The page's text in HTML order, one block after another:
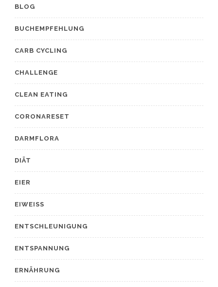
BLOG
BUCHEMPFEHLUNG
CARB CYCLING
CHALLENGE
CLEAN EATING
CORONARESET
DARMFLORA
DIÄT
EIER
EIWEISS
ENTSCHLEUNIGUNG
ENTSPANNUNG
ERNÄHRUNG